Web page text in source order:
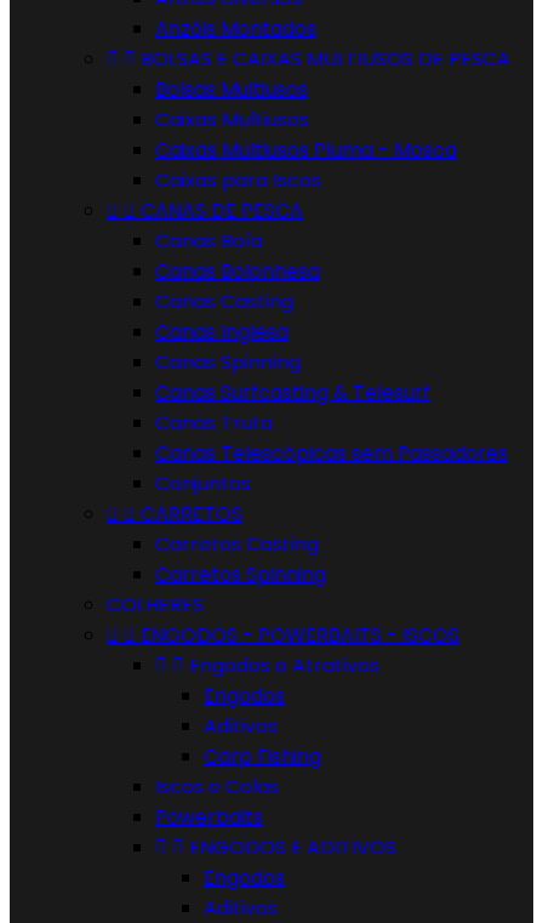
Anzóis Montados
  BOLSAS E CAIXAS MULTIUSOS DE PESCA
Bolsas Multiusos
Caixas Multiusos
Caixas Multiusos Pluma - Mosca
Caixas para Iscos
  CANAS DE PESCA
Canas Boía
Canas Bolonhesa
Canas Casting
Canas Inglesa
Canas Spinning
Canas Surfcasting & Telesurf
Canas Truta
Canas Telescópicas sem Passadores
Conjuntos
  CARRETOS
Carretos Casting
Carretos Spinning
COLHERES
  ENGODOS - POWERBAITS - ISCOS
  Engodos e Atrativos
Engodos
Aditivos
Carp Fishing
Iscos e Colas
Powerbaits
  ENGODOS E ADITIVOS
Engodos
Aditivos